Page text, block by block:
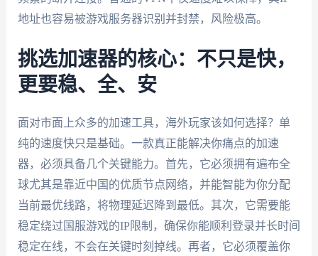
地址也容易被游戏服务器识别并封禁，风险极高。
挑选加速器的核心：不只是快，
更要稳、全、安
面对市面上众多的加速工具，海外玩家该如何选择？单
纯的速度快只是基础。一款真正能解决你痛点的加速
器，必须具备几个关键能力。首先，它必须拥有遍布全
球尤其是靠近中国的优质节点网络，并能智能为你分配
当前最优线路，将物理延迟降到最低。其次，它需要能
稳定绕过国服游戏的IP限制，确保你能顺利登录并长时间
稳定在线，不会在关键时刻掉线。再者，它必须覆盖你